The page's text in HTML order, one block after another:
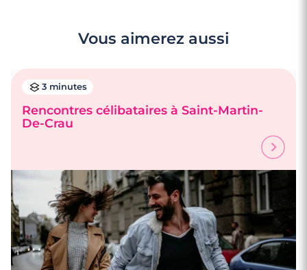
Vous aimerez aussi
3 minutes
Rencontres célibataires à Saint-Martin-
De-Crau